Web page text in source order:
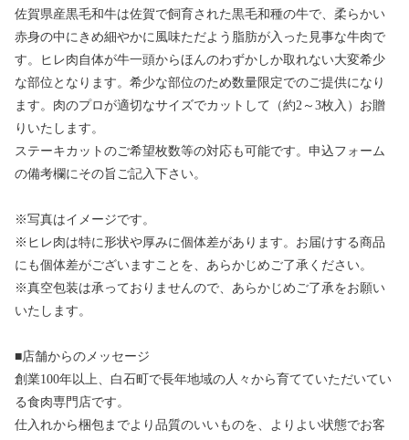
佐賀県産黒毛和牛は佐賀で飼育された黒毛和種の牛で、柔らかい
赤身の中にきめ細やかに風味ただよう脂肪が入った見事な牛肉で
す。ヒレ肉自体が牛一頭からほんのわずかしか取れない大変希少
な部位となります。希少な部位のため数量限定でのご提供になり
ます。肉のプロが適切なサイズでカットして（約2～3枚入）お贈
りいたします。
ステーキカットのご希望枚数等の対応も可能です。申込フォーム
の備考欄にその旨ご記入下さい。
※写真はイメージです。
※ヒレ肉は特に形状や厚みに個体差があります。お届けする商品
にも個体差がございますことを、あらかじめご了承ください。
※真空包装は承っておりませんので、あらかじめご了承をお願い
いたします。
■店舗からのメッセージ
創業100年以上、白石町で長年地域の人々から育てていただいてい
る食肉専門店です。
仕入れから梱包までより品質のいいものを、よりよい状態でお客